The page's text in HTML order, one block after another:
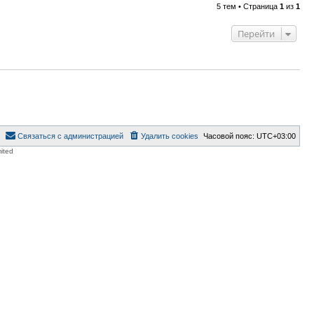
5 тем • Страница 1 из 1
Перейти
Часовой пояс: UTC+03:00
Удалить cookies
Связаться с администрацией